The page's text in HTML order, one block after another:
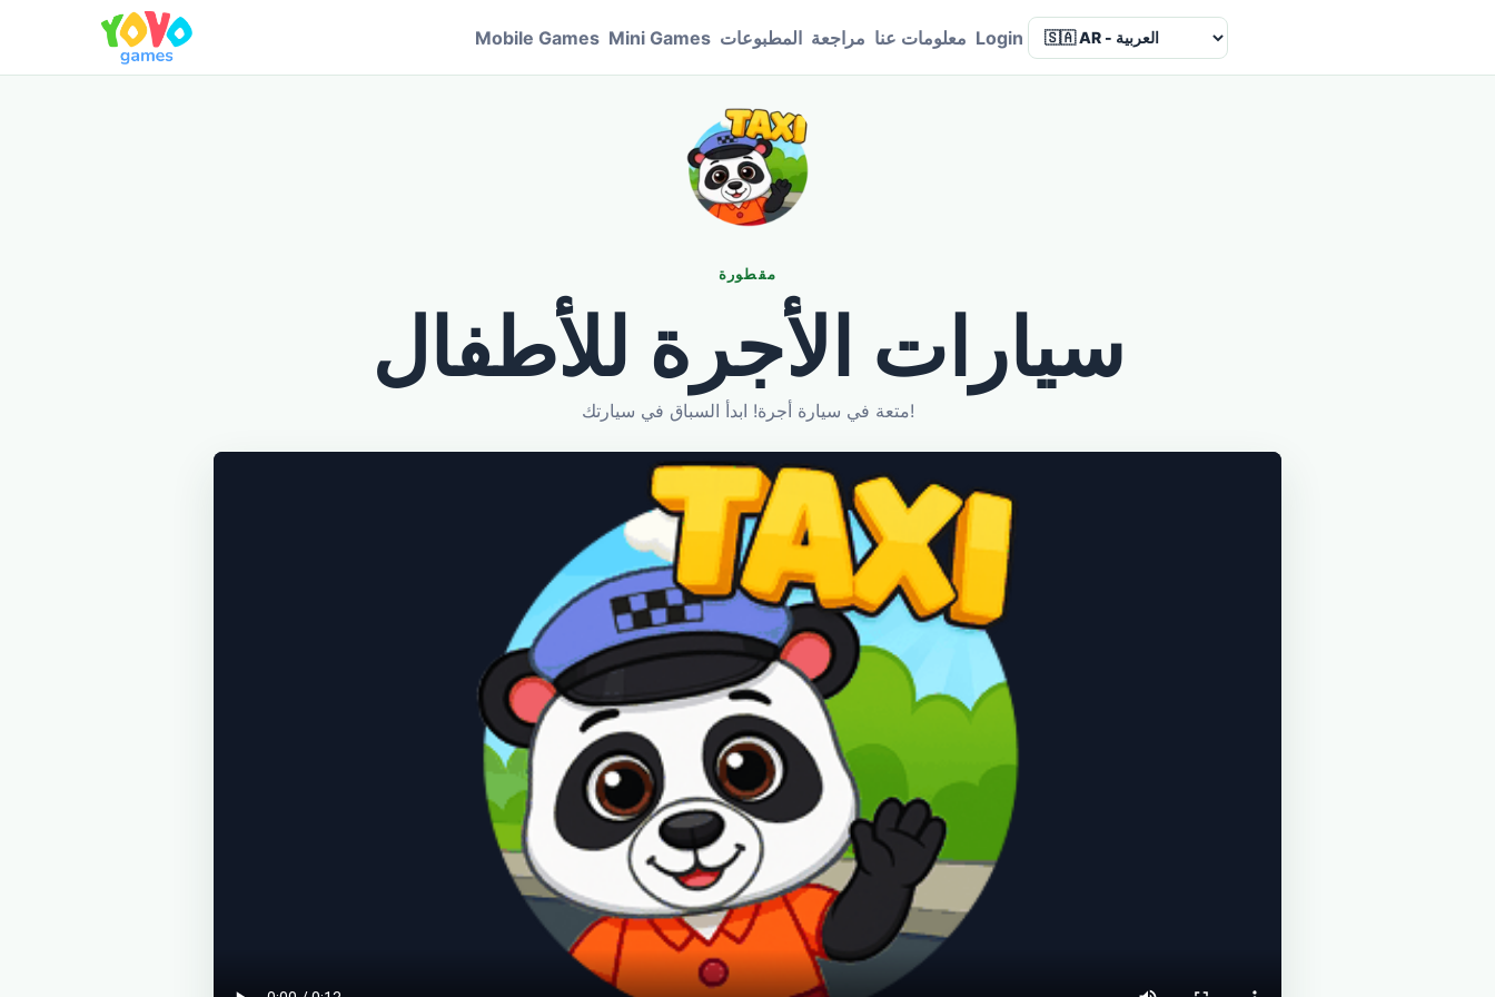
Mobile Games Mini Games المطبوعات مراجعة معلومات عنا Login Language
مقطورة
سيارات الأجرة للأطفال
متعة في سيارة أجرة! ابدأ السباق في سيارتك!